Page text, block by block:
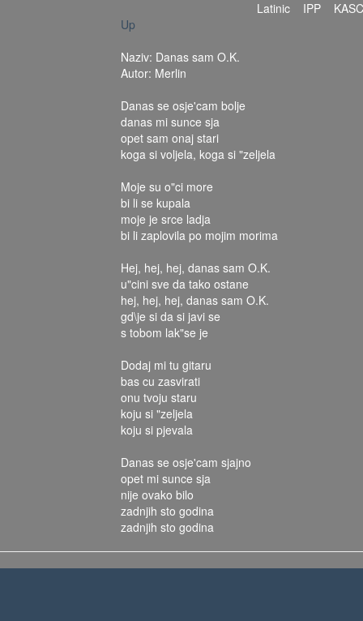
Latinic IPP
KASC
Up
Naziv: Danas sam O.K.
Autor: Merlin
Danas se osje'cam bolje
danas mi sunce sja
opet sam onaj stari
koga si voljela, koga si "zeljela
Moje su o"ci more
bi li se kupala
moje je srce ladja
bi li zaplovila po mojim morima
Hej, hej, hej, danas sam O.K.
u"cini sve da tako ostane
hej, hej, hej, danas sam O.K.
gd\je si da si javi se
s tobom lak"se je
Dodaj mi tu gitaru
bas cu zasvirati
onu tvoju staru
koju si "zeljela
koju si pjevala
Danas se osje'cam sjajno
opet mi sunce sja
nije ovako bilo
zadnjih sto godina
zadnjih sto godina